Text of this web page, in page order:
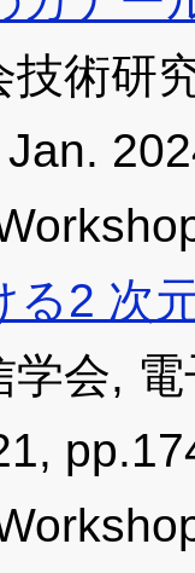
技術研
る2 次
学会,